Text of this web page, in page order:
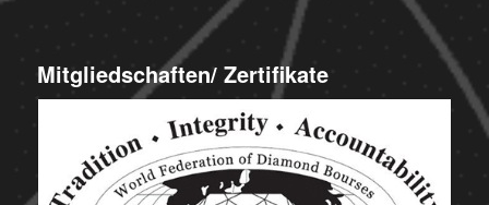
Mitgliedschaften/ Zertifikate